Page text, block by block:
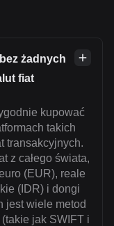
żadnych
fiat
kupować
takich
transakcyjnych.
z całego świata,
(EUR), reale
(IDR) i dongi
jest wiele metod
jak SWIFT i